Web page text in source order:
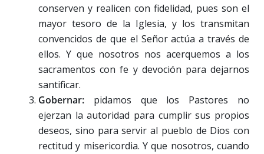
conserven y realicen con fidelidad, pues son el
mayor tesoro de la Iglesia, y los transmitan
convencidos de que el Señor actúa a través de
ellos. Y que nosotros nos acerquemos a los
sacramentos con fe y devoción para dejarnos
santificar.
Gobernar: pidamos que los Pastores no
ejerzan la autoridad para cumplir sus propios
deseos, sino para servir al pueblo de Dios con
rectitud y misericordia. Y que nosotros, cuando